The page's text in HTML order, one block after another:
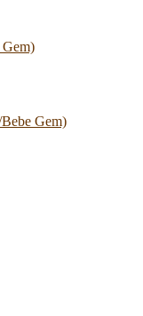
Gem)